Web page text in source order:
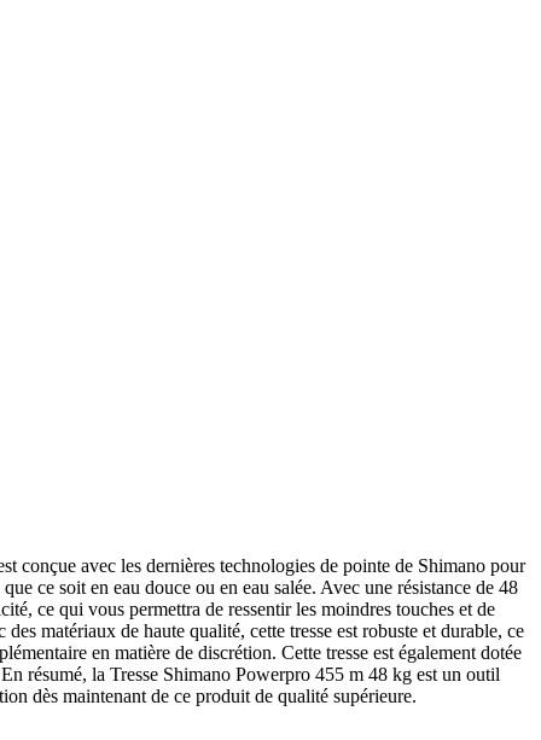
conçue avec les dernières technologies de pointe de Shimano pour
ce soit en eau douce ou en eau salée. Avec une résistance de 48
ce qui vous permettra de ressentir les moindres touches et de
matériaux de haute qualité, cette tresse est robuste et durable, ce
en matière de discrétion. Cette tresse est également dotée
résumé, la Tresse Shimano Powerpro 455 m 48 kg est un outil
dès maintenant de ce produit de qualité supérieure.